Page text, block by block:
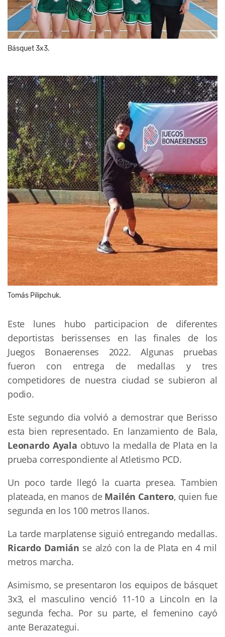
Básquet 3x3.
Tomás Pilipchuk.
Este lunes hubo participacion de diferentes
deportistas berissenses en las finales de los
Juegos Bonaerenses 2022. Algunas pruebas
fueron con entrega de medallas y tres
competidores de nuestra ciudad se subieron al
podio.
Este segundo dia volvió a demostrar que Berisso
esta bien representado. En lanzamiento de Bala,
Leonardo Ayala obtuvo la medalla de Plata en la
prueba correspondiente al Atletismo PCD.
Un poco tarde llegó la cuarta presea. Tambien
plateada, en manos de Mailén Cantero, quien fue
segunda en los 100 metros llanos.
La tarde marplatense siguió entregando medallas.
Ricardo Damián se alzó con la de Plata en 4 mil
metros marcha.
Asimismo, se presentaron los equipos de básquet
3x3, el masculino venció 11-10 a Lincoln en la
segunda fecha. Por su parte, el femenino cayó
ante Berazategui.